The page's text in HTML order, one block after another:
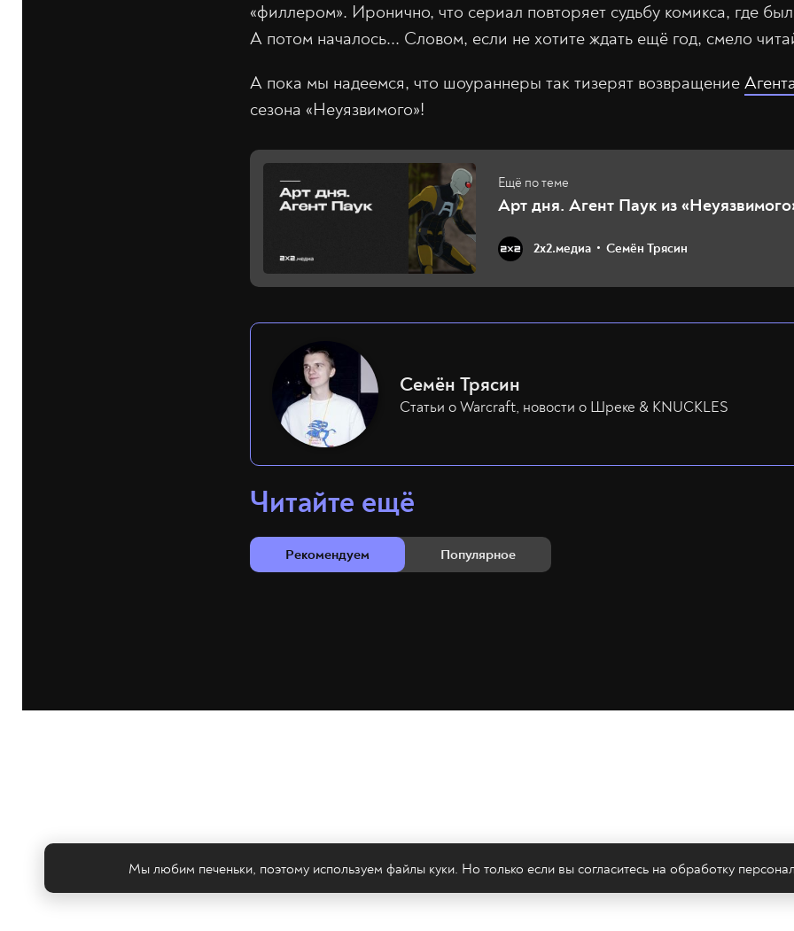
«филлером». Иронично, что сериал повторяет судьбу комикса, где
А потом началось... Словом, если не хотите ждать ещё год, смело
А пока мы надеемся, что шоураннеры так тизерят возвращение
сезона «Неуязвимого»!
Арт дня. Агент Паук из
2х2.медиа Семён Трясин
Семён Трясин
Статьи о Warcraft, новости о Шреке & KNUCKLES
Читайте ещё
Рекомендуем Популярное
Мы любим печеньки, поэтому используем файлы куки. Но только если вы согласитесь на обработку